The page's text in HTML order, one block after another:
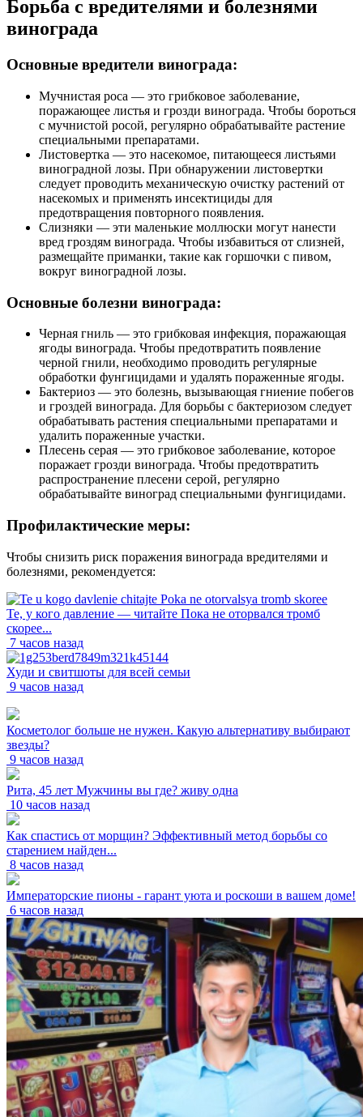
Борьба с вредителями и болезнями
винограда
Основные вредители винограда:
Мучнистая роса — это грибковое заболевание,
поражающее листья и грозди винограда. Чтобы бороться
с мучнистой росой, регулярно обрабатывайте растение
специальными препаратами.
Листовертка — это насекомое, питающееся листьями
виноградной лозы. При обнаружении листовертки
следует проводить механическую очистку растений от
насекомых и применять инсектициды для
предотвращения повторного появления.
Слизняки — эти маленькие моллюски могут нанести
вред гроздям винограда. Чтобы избавиться от слизней,
размещайте приманки, такие как горшочки с пивом,
вокруг виноградной лозы.
Основные болезни винограда:
Черная гниль — это грибковая инфекция, поражающая
ягоды винограда. Чтобы предотвратить появление
черной гнили, необходимо проводить регулярные
обработки фунгицидами и удалять пораженные ягоды.
Бактериоз — это болезнь, вызывающая гниение побегов
и гроздей винограда. Для борьбы с бактериозом следует
обрабатывать растения специальными препаратами и
удалить пораженные участки.
Плесень серая — это грибковое заболевание, которое
поражает грозди винограда. Чтобы предотвратить
распространение плесени серой, регулярно
обрабатывайте виноград специальными фунгицидами.
Профилактические меры:
Чтобы снизить риск поражения винограда вредителями и
болезнями, рекомендуется:
Те, у кого давление — читайте Пока не оторвался тромб
скорее...
7 часов назад
Худи и свитшоты для всей семьи
9 часов назад
Косметолог больше не нужен. Какую альтернативу выбирают
звезды?
9 часов назад
Рита, 45 лет Мужчины вы где? живу одна
10 часов назад
Как спастись от морщин? Эффективный метод борьбы со
старением найден...
8 часов назад
Императорские пионы - гарант уюта и роскоши в вашем доме!
6 часов назад